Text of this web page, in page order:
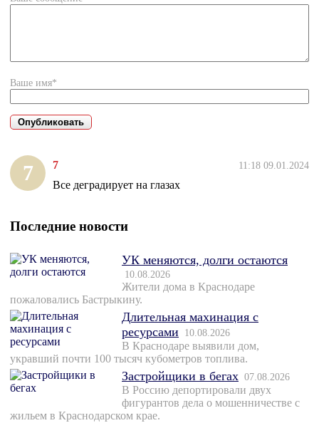
Ваше имя*
7 7 11:18 09.01.2024
Все деградирует на глазах
Последние новости
УК меняются, долги остаются
10.08.2026
Жители дома в Краснодаре
пожаловались Бастрыкину.
Длительная махинация с
ресурсами
10.08.2026
В Краснодаре выявили дом,
укравший почти 100 тысяч кубометров топлива.
Застройщики в бегах 07.08.2026
В Россию депортировали двух
фигурантов дела о мошенничестве с
жильем в Краснодарском крае.